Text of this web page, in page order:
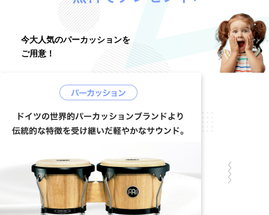
今大人気のパーカッションを
ご用意！